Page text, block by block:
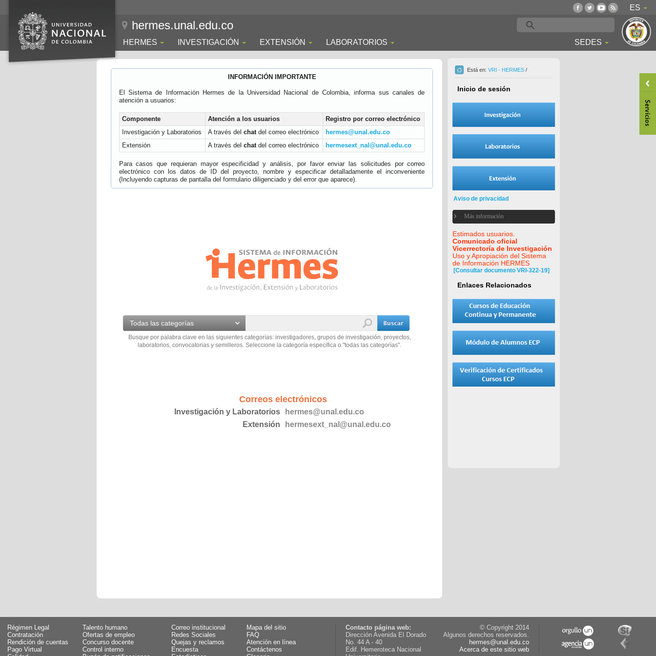
ES
hermes.unal.edu.co
HERMES INVESTIGACIÓN EXTENSIÓN LABORATORIOS SEDES
INFORMACIÓN IMPORTANTE
El Sistema de Información Hermes de la Universidad Nacional de Colombia, informa sus canales de
atención a usuarios:
Componente Atención a los usuarios
Registro por correo electrónico
Investigación y Laboratorios
A través del chatdel correo electrónico
hermes@unal.edu.co
Extensión
A través del chatdel correo electrónico hermesext_nal@unal.edu.co
Para casos que requieran mayor especificidad y análisis, por favor enviar las solicitudes por correo
electrónico con los datos de ID del proyecto, nombre y especificar detalladamente el inconveniente
(Incluyendo capturas de pantalla del formulario diligenciado y del error que aparece).
Todas las categorías
Busque por palabra clave en las siguientes categorías: investigadores, grupos de investigación, proyectos,
laboratorios, convocatorias y semilleros. Seleccione la categoría especifica o "todas las categorías".
Correos electrónicos
Investigación y Laboratorios
hermes@unal.edu.co
Extensión
hermesext_nal@unal.edu.co
Está en: VRI - HERMES /
Inicio de sesión
Aviso de privacidad
Más información
Estimados usuarios.
Comunicado oficial
Vicerrectoría de Investigación
Uso y Apropiación del Sistema
de Información HERMES
[Consultar documento VRI-322-19]
Enlaces Relacionados
Régimen Legal
Talento humano
Contratación
Ofertas de empleo
Rendición de cuentas
Concurso docente
Pago Virtual
Control interno
Correo institucional
Mapa del sitio
Redes Sociales
FAQ
Quejas y reclamos
Atención en línea
Encuesta
Contáctenos
Contacto página web:
Dirección Avenida El Dorado
No. 44 A - 40
Edif. Hemeroteca Nacional
© Copyright 2014
Algunos derechos reservados.
hermes@unal.edu.co
Acerca de este sitio web